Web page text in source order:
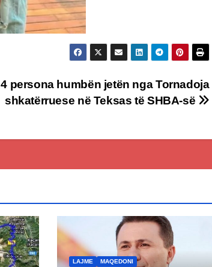
4 persona humbën jetën nga Tornadoja
shkatërruese në Teksas të SHBA-së
LAJME MAQEDONI